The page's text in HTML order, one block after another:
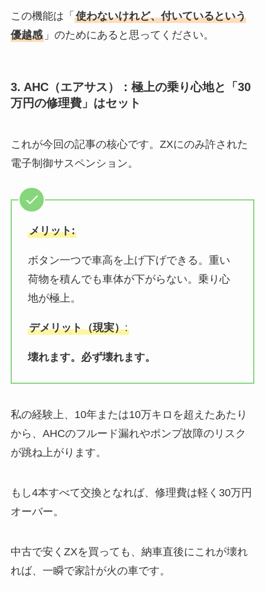
この機能は「 使わないけれど、付いているという
優越感」のためにあると思ってください。
3. AHC（エアサス）：極上の乗り心地と「30
万円の修理費」はセット
これが今回の記事の核心です。ZXにのみ許された
電子制御サスペンション。
メリット:
ボタン一つで車高を上げ下げできる。重い
荷物を積んでも車体が下がらない。乗り心
地が極上。
デメリット（現実）:
壊れます。必ず壊れます。
私の経験上、10年または10万キロを超えたあたり
から、AHCのフルード漏れやポンプ故障のリスク
が跳ね上がります。
もし4本すべて交換となれば、修理費は軽く30万円
オーバー。
中古で安くZXを買っても、納車直後にこれが壊れ
れば、一瞬で家計が火の車です。